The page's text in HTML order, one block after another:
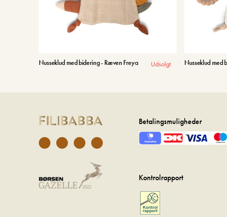
Nusseklud med bidering - Ræven Freya Udsolgt Nusseklud med
Betalingsmuligheder
Kontrolrapport